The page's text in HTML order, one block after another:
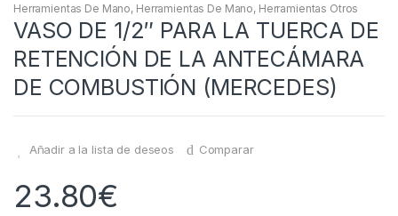
Herramientas De Mano, Herramientas De Mano, Herramientas Otros
VASO DE 1/2″ PARA LA TUERCA DE
RETENCIÓN DE LA ANTECÁMARA
DE COMBUSTIÓN (MERCEDES)
Añadir a la lista de deseos Comparar
23.80€